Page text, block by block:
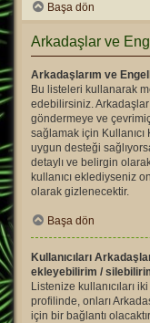
Başa dön
Arkadaşlar ve
Arkadaşlarım ve
Bu listeleri kullanarak
edebilirsiniz.
göndermeye ve
sağlamak için
uygun desteği
detaylı ve belirgin
kullanıcı eklediyseniz
olarak gizlenecektir.
Başa dön
Kullanıcıları
ekleyebilirim /
Listenize kullanıcıları
profilinde, onları
için bir bağlantı